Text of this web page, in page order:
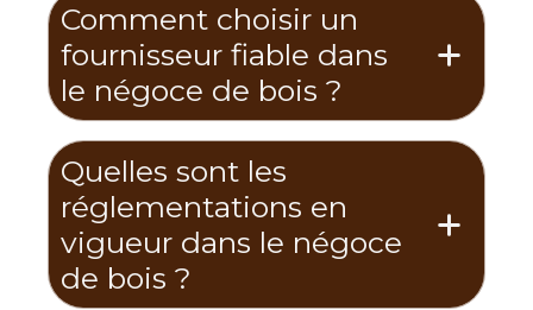
Comment choisir un
fournisseur fiable dans
le négoce de bois ?
Quelles sont les
réglementations en
vigueur dans le négoce
de bois ?